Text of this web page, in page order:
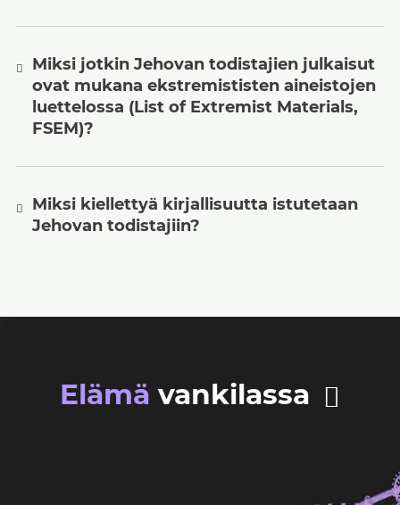
Miksi jotkin Jehovan todistajien julkaisut
ovat mukana ekstremististen aineistojen
luettelossa (List of Extremist Materials,
FSEM)?
Miksi kiellettyä kirjallisuutta istutetaan
Jehovan todistajiin?
Elämä vankilassa